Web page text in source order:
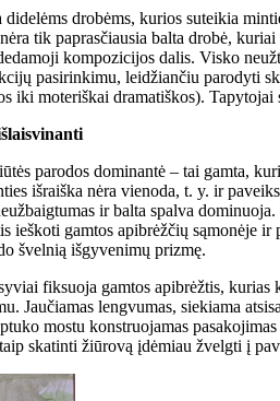
drobėms, kurios suteikia
tik paprasčiausia balta drobė,
kompozicijos dalis. Visko
pasirinkimu, leidžiančiu parodyti
iki moteriškai dramatiškos). Tapytojai
parodos dominantė – tai gamta,
išraiška nėra vienoda, t. y. ir
ir balta spalva
ieškoti gamtos apibrėžčių sąmonėje
švelnią išgyvenimų prizmę.
fiksuoja gamtos apibrėžtis,
Jaučiamas lengvumas, siekiama
mostu konstruojamas
skatinti žiūrovą įdėmiau žvelgti į